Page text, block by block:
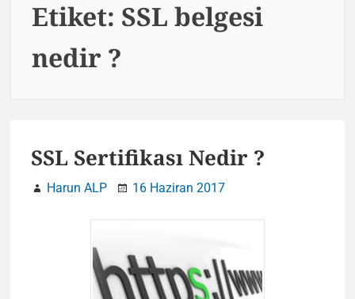
Etiket: SSL belgesi
nedir ?
SSL Sertifikası Nedir ?
Harun ALP 16 Haziran 2017